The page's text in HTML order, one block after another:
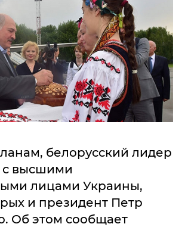
белорусский лидер
с высшими
лицами Украины,
и президент Петр
Об этом сообщает